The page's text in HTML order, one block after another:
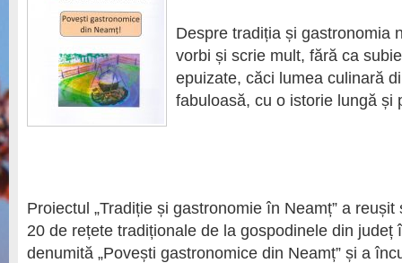
Despre tradiția și gastronomia
vorbi și scrie mult, fără ca
epuizate, căci lumea culinară
fabuloasă, cu o istorie lungă și
Proiectul „Tradiție și gastronomie în Neamț” a
20 de rețete tradiționale de la gospodinele din județ
denumită „Povești gastronomice din Neamț” și a